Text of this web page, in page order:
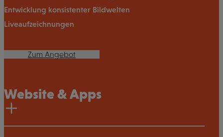
Entwicklung konsistenter Bildwelten
Liveaufzeichnungen
Zum Angebot
Website & Apps